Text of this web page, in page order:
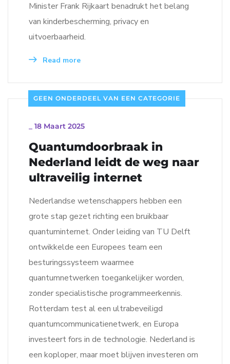
Minister Frank Rijkaart benadrukt het belang
van kinderbescherming, privacy en
uitvoerbaarheid.
Read more
GEEN ONDERDEEL VAN EEN CATEGORIE
18 Maart 2025
Quantumdoorbraak in
Nederland leidt de weg naar
ultraveilig internet
Nederlandse wetenschappers hebben een
grote stap gezet richting een bruikbaar
quantuminternet. Onder leiding van TU Delft
ontwikkelde een Europees team een
besturingssysteem waarmee
quantumnetwerken toegankelijker worden,
zonder specialistische programmeerkennis.
Rotterdam test al een ultrabeveiligd
quantumcommunicatienetwerk, en Europa
investeert fors in de technologie. Nederland is
een koploper, maar moet blijven investeren om